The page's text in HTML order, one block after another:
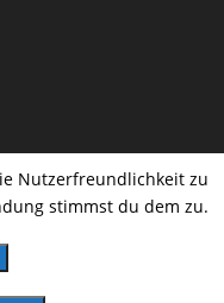
Nutzerfreundlichkeit zu
stimmst du dem zu.